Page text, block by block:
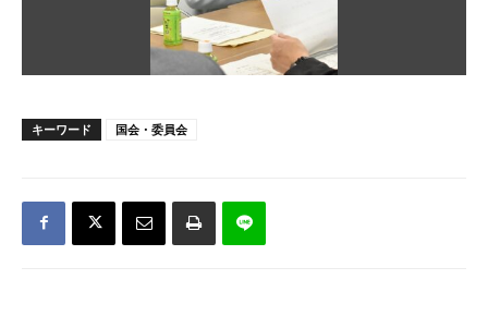
キーワード 国会・委員会